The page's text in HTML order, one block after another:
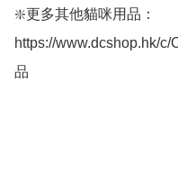
❇️更多其他貓咪用品：
https://www.dcshop.hk/
品